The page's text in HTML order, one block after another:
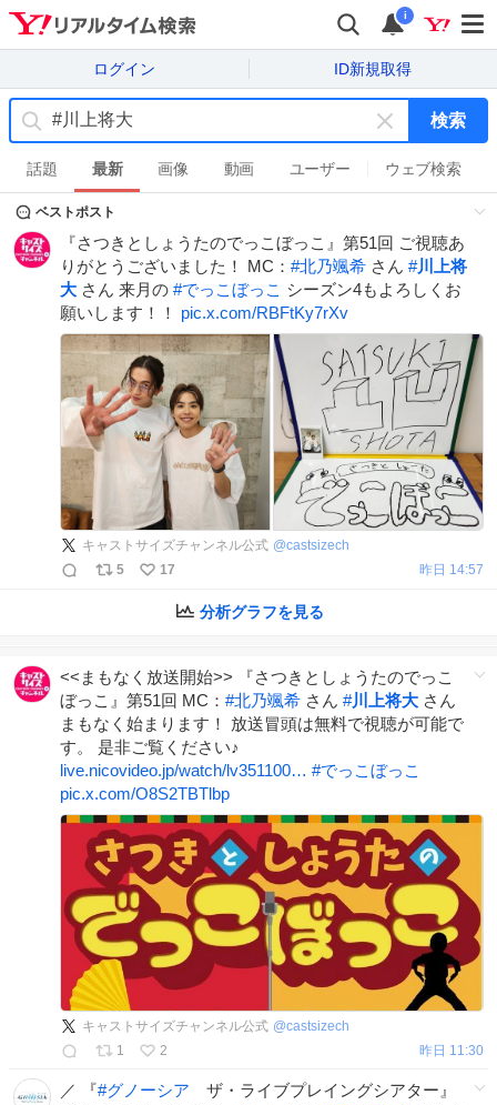
i
ログイン ID新規取得
キ
ー
ワ
ド
を
消
検索
話題 最新 画像 動画 ユーザー ウェブ検索
ベストポスト
『さつきとしょうたのでっこぼっこ』第51回 ご視聴あ
りがとうございました！ MC： #北乃颯希 さん #川上将
大 さん 来月の #でっこぼっこ シーズン4もよろしくお
願いします！！ pic.x.com/RBFtKy7rXv
キャストサイズチャンネル公式 @castsizech
5
17 昨日 14:57
分析グラフを見る
<<まもなく放送開始>> 『さつきとしょうたのでっこ
ぼっこ』第51回 MC： #北乃颯希 さん #川上将大 さん
まもなく始まります！ 放送冒頭は無料で視聴が可能で
す。 是非ご覧ください♪
live.nicovideo.jp/watch/lv351100… #でっこぼっこ
pic.x.com/O8S2TBTlbp
キャストサイズチャンネル公式 @castsizech
1
2 昨日 11:30
／ 『#グノーシア ザ・ライブプレイングシアター』